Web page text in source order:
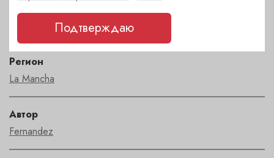
темпранильо
Регион
La Mancha
Автор
Fernandez
Подтверждаю